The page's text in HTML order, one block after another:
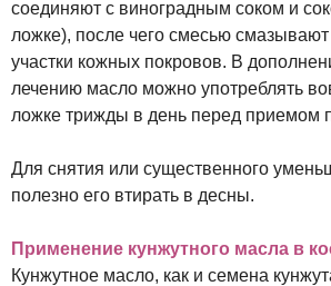
соединяют с виноградным соком и
ложке), после чего смесью
участки кожных покровов. В
лечению масло можно употреблять
ложке трижды в день перед приемом
Для снятия или существенного
полезно его втирать в десны.
Применение кунжутного масла в
Кунжутное масло, как и семена